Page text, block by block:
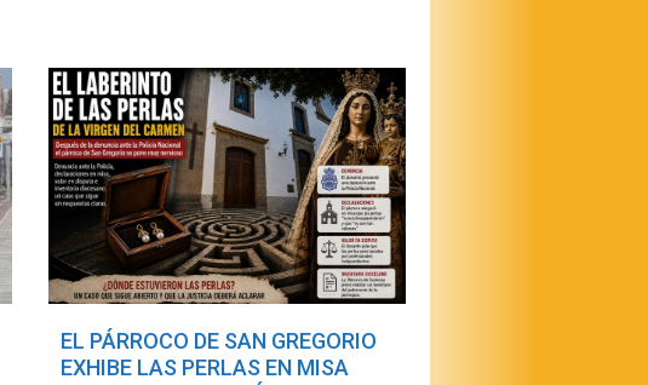
EL PÁRROCO DE SAN GREGORIO
EXHIBE LAS PERLAS EN MISA